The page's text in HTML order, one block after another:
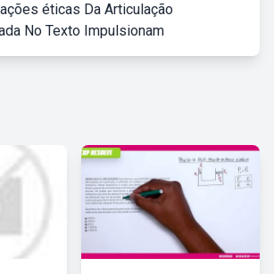
éticas Da Articulação
No Texto Impulsionam